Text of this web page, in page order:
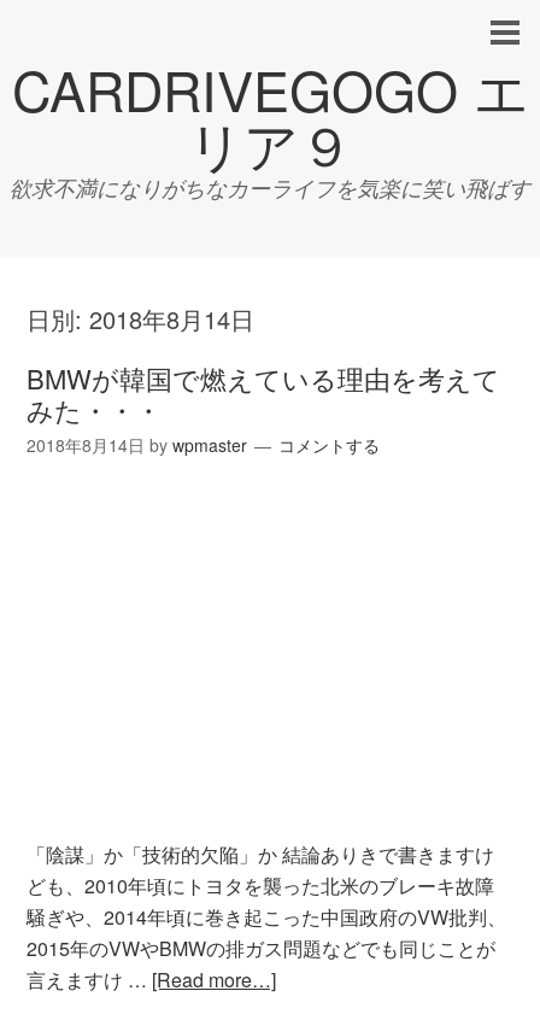
CARDRIVEGOGO エ
リア９
欲求不満になりがちなカーライフを気楽に笑い飛ばす
日別:2018年8月14日
BMWが韓国で燃えている理由を考えて
みた・・・
2018年8月14日 bywpmaster コメントする
「陰謀」か「技術的欠陥」か 結論ありきで書きますけ
ども、2010年頃にトヨタを襲った北米のブレーキ故障
騒ぎや、2014年頃に巻き起こった中国政府のVW批判、
2015年のVWやBMWの排ガス問題などでも同じことが
言えますけ … [Read more…]